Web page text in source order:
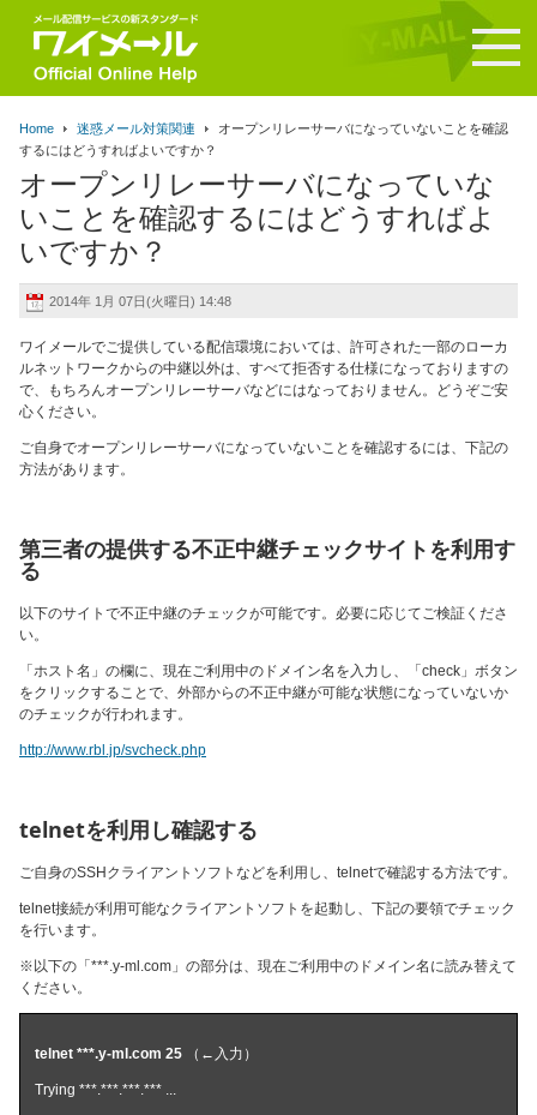
Home 迷惑メール対策関連
オープンリレーサーバになっていないことを確認
するにはどうすればよいですか？
オープンリレーサーバになっていな
いことを確認するにはどうすればよ
いですか？
2014年 1月 07日(火曜日) 14:48
ワイメールでご提供している配信環境においては、許可された一部のローカ
ルネットワークからの中継以外は、すべて拒否する仕様になっておりますの
で、もちろんオープンリレーサーバなどにはなっておりません。どうぞご安
心ください。
ご自身でオープンリレーサーバになっていないことを確認するには、下記の
方法があります。
第三者の提供する不正中継チェックサイトを利用す
る
以下のサイトで不正中継のチェックが可能です。必要に応じてご検証くださ
い。
「ホスト名」の欄に、現在ご利用中のドメイン名を入力し、「check」ボタン
をクリックすることで、外部からの不正中継が可能な状態になっていないか
のチェックが行われます。
http://www.rbl.jp/svcheck.php
telnetを利用し確認する
ご自身のSSHクライアントソフトなどを利用し、telnetで確認する方法です。
telnet接続が利用可能なクライアントソフトを起動し、下記の要領でチェック
を行います。
※以下の「***.y-ml.com 」の部分は、現在ご利用中のドメイン名に読み替えて
ください。
telnet ***.y-ml.com 25 （←入力）
Trying ***.***.***.*** ...